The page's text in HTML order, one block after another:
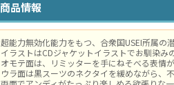
商品情報
超能力無効化能力をもつ、合衆国USEI所属の
イラストはCDジャケットイラストでお馴染
オモテ面は、リミッターを手にねそべる表情
ウラ面は黒スーツのネクタイを緩めながら、